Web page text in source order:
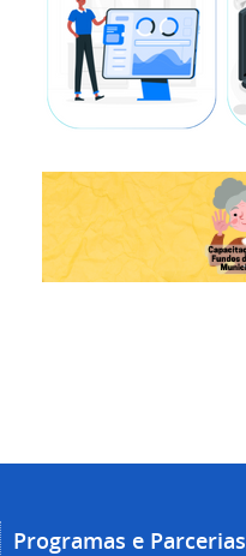
Programas e Parcerias